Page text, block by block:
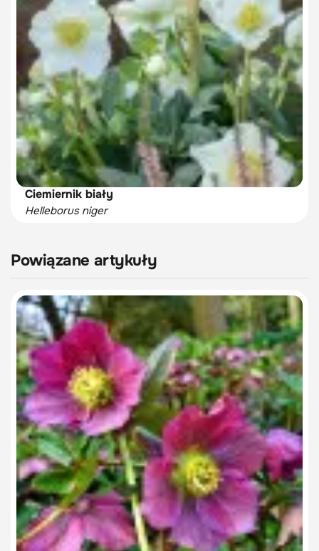
Ciemiernik biały
Helleborus niger
Powiązane artykuły